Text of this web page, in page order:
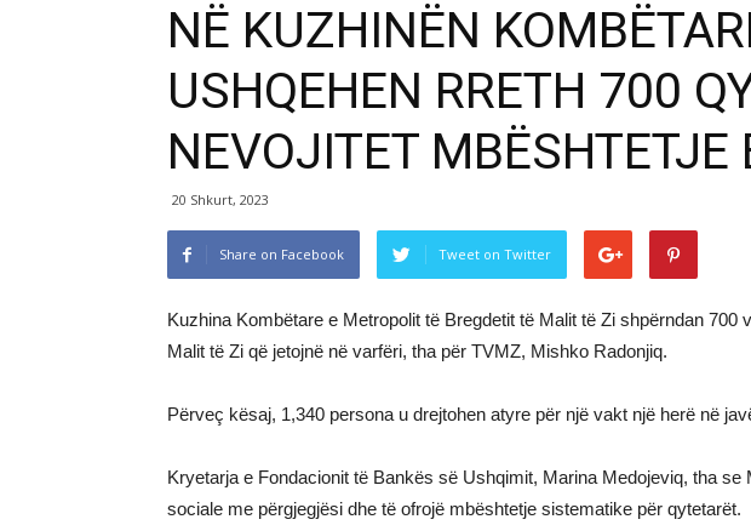
NË KUZHINËN
USHQEHEN RRETH 700
NEVOJITET MBËSHTETJE
20 Shkurt, 2023
Share on Facebook Tweet on Twitter
Kuzhina Kombëtare e Metropolit të Bregdetit të Malit të Zi shpërndan 700
Malit të Zi që jetojnë në varfëri, tha për TVMZ, Mishko Radonjiq.
Përveç kësaj, 1,340 persona u drejtohen atyre për një vakt një herë në
Kryetarja e Fondacionit të Bankës së Ushqimit, Marina Medojeviq, tha se
sociale me përgjegjësi dhe të ofrojë mbështetje sistematike për qytetarët.